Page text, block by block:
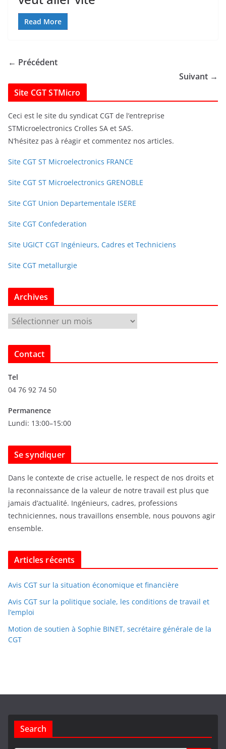
Read More
← Précédent
Suivant →
Site CGT STMicro
Ceci est le site du syndicat CGT de l’entreprise
STMicroelectronics Crolles SA et SAS.
N’hésitez pas à réagir et commentez nos articles.
Site CGT ST Microelectronics FRANCE
Site CGT ST Microelectronics GRENOBLE
Site CGT Union Departementale ISERE
Site CGT Confederation
Site UGICT CGT Ingénieurs, Cadres et Techniciens
Site CGT metallurgie
Archives
r
c
v
e
s
Contact
Tel
04 76 92 74 50
Permanence
Lundi: 13:00–15:00
Se syndiquer
Dans le contexte de crise actuelle, le respect de nos droits et
la reconnaissance de la valeur de notre travail est plus que
jamais d’actualité. Ingénieurs, cadres, professions
techniciennes, nous travaillons ensemble, nous pouvons agir
ensemble.
Articles récents
Avis CGT sur la situation économique et financière
Avis CGT sur la politique sociale, les conditions de travail et
l’emploi
Motion de soutien à Sophie BINET, secrétaire générale de la
CGT
Search